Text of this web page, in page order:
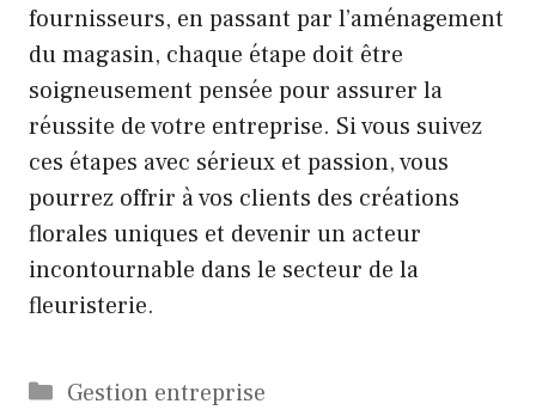
fournisseurs, en passant par l’aménagement
du magasin, chaque étape doit être
soigneusement pensée pour assurer la
réussite de votre entreprise. Si vous suivez
ces étapes avec sérieux et passion, vous
pourrez offrir à vos clients des créations
florales uniques et devenir un acteur
incontournable dans le secteur de la
fleuristerie.
Catégories
Gestion entreprise